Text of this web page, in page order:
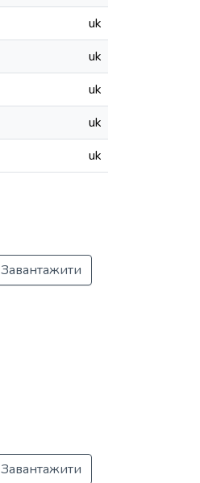
uk
uk
uk
uk
uk
Завантажити
Завантажити